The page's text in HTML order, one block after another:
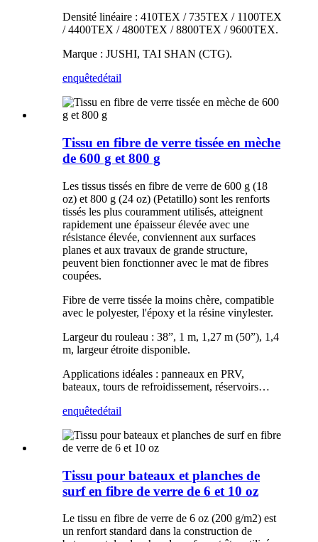
Densité linéaire : 410TEX / 735TEX / 1100TEX
/ 4400TEX / 4800TEX / 8800TEX / 9600TEX.
Marque : JUSHI, TAI SHAN (CTG).
enquêtedétail
Tissu en fibre de verre tissée en mèche
de 600 g et 800 g
Les tissus tissés en fibre de verre de 600 g (18
oz) et 800 g (24 oz) (Petatillo) sont les renforts
tissés les plus couramment utilisés, atteignent
rapidement une épaisseur élevée avec une
résistance élevée, conviennent aux surfaces
planes et aux travaux de grande structure,
peuvent bien fonctionner avec le mat de fibres
coupées.
Fibre de verre tissée la moins chère, compatible
avec le polyester, l'époxy et la résine vinylester.
Largeur du rouleau : 38”, 1 m, 1,27 m (50”), 1,4
m, largeur étroite disponible.
Applications idéales : panneaux en PRV,
bateaux, tours de refroidissement, réservoirs…
enquêtedétail
Tissu pour bateaux et planches de
surf en fibre de verre de 6 et 10 oz
Le tissu en fibre de verre de 6 oz (200 g/m2) est
un renfort standard dans la construction de